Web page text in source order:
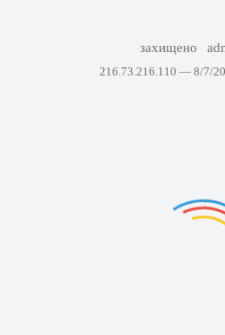
захищено
216.73.216.110 — 8/7/